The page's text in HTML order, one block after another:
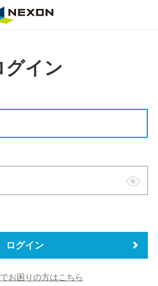
グイン
表
替
ログイン
お困りの方はこちら